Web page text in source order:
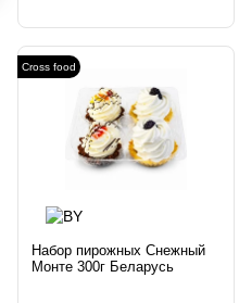
Cross food
Набор пирожных Снежный
Монте 300г Беларусь